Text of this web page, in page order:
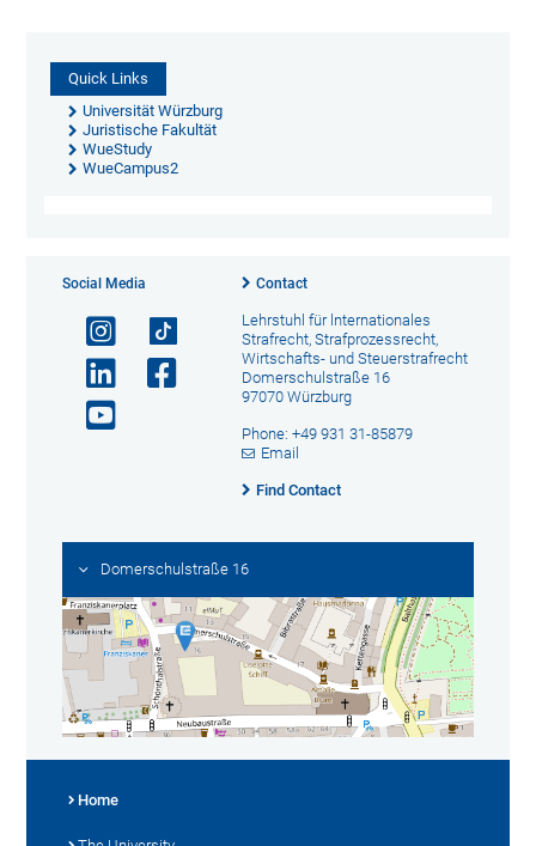
Quick Links
Universität Würzburg
Juristische Fakultät
WueStudy
WueCampus2
Social Media Contact
Lehrstuhl für lnternationales
Strafrecht, Strafprozessrecht,
Wirtschafts- und Steuerstrafrecht
Domerschulstraße 16
97070 Würzburg
Phone: +49 931 31-85879
Email
Find Contact
Domerschulstraße 16
Home